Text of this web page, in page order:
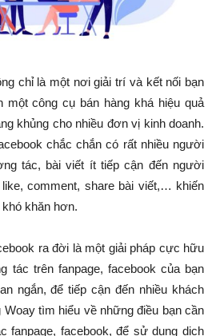
chỉ là một nơi giải trí và kết nối bạn
một công cụ bán hàng khá hiệu quả
khủng cho nhiều đơn vị kinh doanh.
chắc chắn có rất nhiều người
tác, bài viết ít tiếp cận đến người
comment, share bài viết,… khiến
khăn hơn.
ra đời là một giải pháp cực hữu
tác trên fanpage, facebook của bạn
ngắn, để tiếp cận đến nhiều khách
Woay tìm hiểu về những điều bạn cần
fanpage, facebook, để sử dụng dịch